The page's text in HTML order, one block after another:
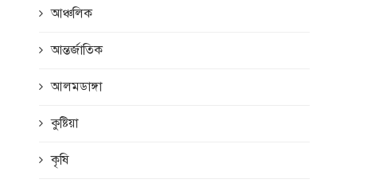
আঞ্চলিক
আন্তর্জাতিক
আলমডাঙ্গা
কুষ্টিয়া
কৃষি